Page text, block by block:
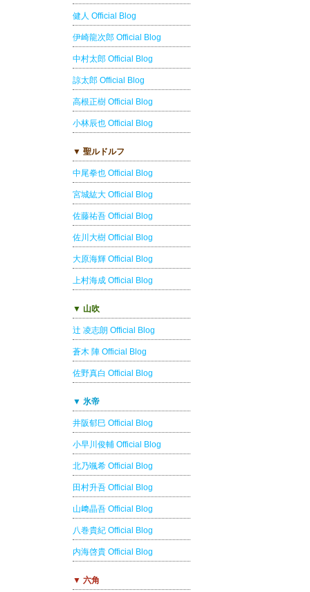
健人 Official Blog
伊崎龍次郎 Official Blog
中村太郎 Official Blog
諒太郎 Official Blog
高根正樹 Official Blog
小林辰也 Official Blog
▼ 聖ルドルフ
中尾拳也 Official Blog
宮城紘大 Official Blog
佐藤祐吾 Official Blog
佐川大樹 Official Blog
大原海輝 Official Blog
上村海成 Official Blog
▼ 山吹
辻 凌志朗 Official Blog
蒼木 陣 Official Blog
佐野真白 Official Blog
▼ 氷帝
井阪郁巳 Official Blog
小早川俊輔 Official Blog
北乃颯希 Official Blog
田村升吾 Official Blog
山﨑晶吾 Official Blog
八巻貴紀 Official Blog
内海啓貴 Official Blog
▼ 六角